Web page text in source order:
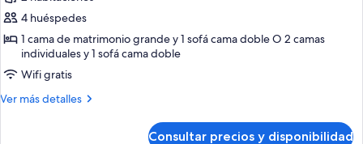
Suite,
2
habitaciones,
vistas
al
4 huéspedes
1 cama de matrimonio grande y 1 sofá cama doble O 2 camas
individuales y 1 sofá cama doble
Wifi gratis
Ver más detalles
Más
Consultar precios y disponibilidad